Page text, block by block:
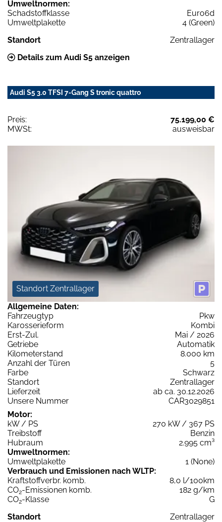
Umweltnormen:
Schadstoffklasse
Euro6d
Umweltplakette
4 (Green)
Standort
Zentrallager
Details zum Audi S5 anzeigen
Audi S5 3.0 TFSI 7-Gang S tronic quattro
Preis:
75.199,00 €
MWSt:
ausweisbar
Standort Zentrallager
Allgemeine Daten:
Fahrzeugtyp
Pkw
Karosserieform
Kombi
Erst-Zul.
Mai / 2026
Getriebe
Automatik
Kilometerstand
8.000 km
Anzahl der Türen
5
Farbe
Schwarz
Standort
Zentrallager
Lieferzeit
ab ca. 30.12.2026
Unsere Nummer
CAR3029851
Motor:
kW / PS
270 kW / 367 PS
Treibstoff
Benzin
Hubraum
2.995 cm³
Umweltnormen:
Umweltplakette
1 (None)
Verbrauch und Emissionen nach WLTP:
Kraftstoffverbr. komb.
8,0 l/100km
CO2-Emissionen komb.
182 g/km
CO2-Klasse
G
Standort
Zentrallager